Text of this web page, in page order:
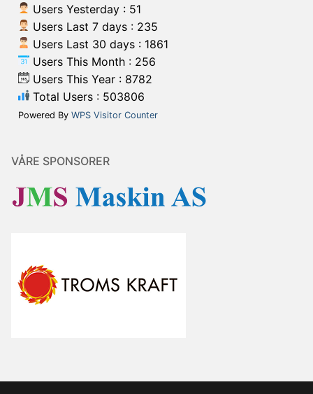
Users Yesterday : 51
Users Last 7 days : 235
Users Last 30 days : 1861
Users This Month : 256
Users This Year : 8782
Total Users : 503806
Powered By WPS Visitor Counter
VÅRE SPONSORER